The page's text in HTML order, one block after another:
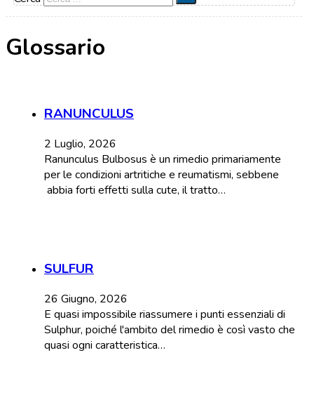
Glossario
RANUNCULUS
2 Luglio, 2026
Ranunculus Bulbosus è un rimedio primariamente
per le condizioni artritiche e reumatismi, sebbene
abbia forti effetti sulla cute, il tratto…
SULFUR
26 Giugno, 2026
E quasi impossibile riassumere i punti essenziali di
Sulphur, poiché l'ambito del rimedio è così vasto che
quasi ogni caratteristica…